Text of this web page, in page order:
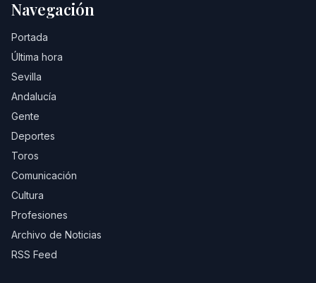
Navegación
Portada
Última hora
Sevilla
Andalucía
Gente
Deportes
Toros
Comunicación
Cultura
Profesiones
Archivo de Noticias
RSS Feed